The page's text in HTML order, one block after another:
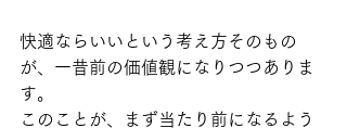
快適ならいいという考え方そのもの
が、一昔前の価値観になりつつありま
す。
このことが、まず当たり前になるよう